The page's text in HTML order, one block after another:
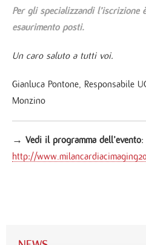
Per gli specializzandi l’iscrizione
esaurimento posti.
Un caro saluto a tutti voi.
Gianluca Pontone, Responsabile
Monzino
→ Vedi il programma dell’evento:
http://